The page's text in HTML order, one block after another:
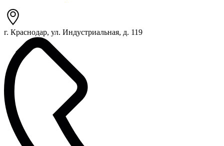
г. Краснодар, ул. Индустриальная, д. 119